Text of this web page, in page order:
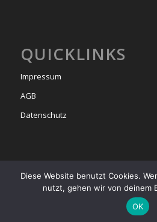
QUICKLINKS
Impressum
AGB
Datenschutz
© Copyright - bel étage2025
Das
Tango Argentino
Diese Website benutzt Cookies.
nutzt, gehen wir von deinem
OK